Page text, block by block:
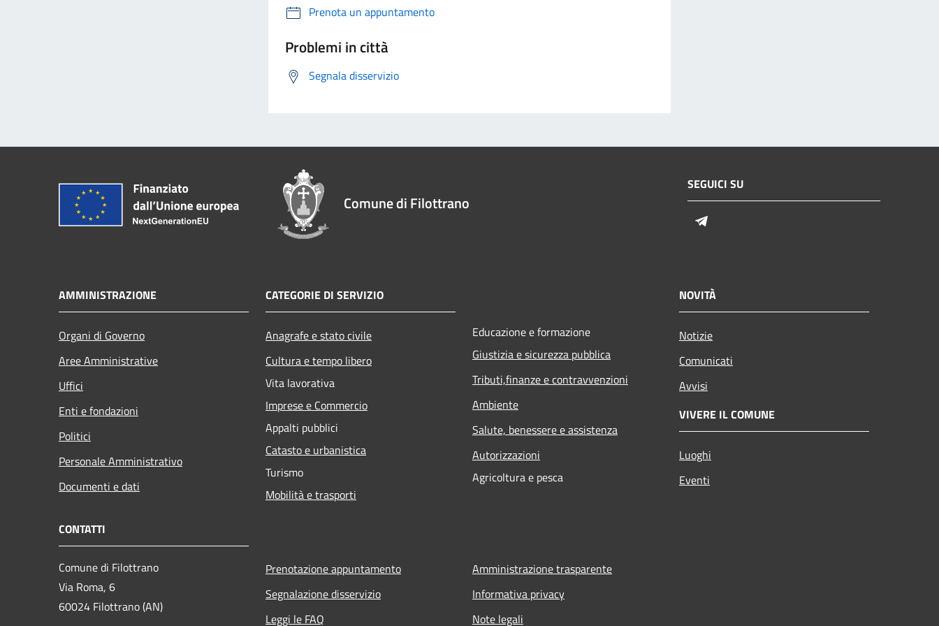
Prenota un appuntamento
Problemi in città
Segnala disservizio
Comune di Filottrano
SEGUICI SU
AMMINISTRAZIONE
Organi di Governo
Aree Amministrative
Uffici
Enti e fondazioni
Politici
Personale Amministrativo
Documenti e dati
CATEGORIE DI SERVIZIO
Anagrafe e stato civile
Cultura e tempo libero
Vita lavorativa
Imprese e Commercio
Appalti pubblici
Catasto e urbanistica
Turismo
Mobilità e trasporti
Educazione e formazione
Giustizia e sicurezza pubblica
Tributi,finanze e contravvenzioni
Ambiente
Salute, benessere e assistenza
Autorizzazioni
Agricoltura e pesca
NOVITÀ
Notizie
Comunicati
Avvisi
VIVERE IL COMUNE
Luoghi
Eventi
CONTATTI
Comune di Filottrano
Via Roma, 6
60024 Filottrano (AN)
Prenotazione appuntamento
Segnalazione disservizio
Leggi le FAQ
Amministrazione trasparente
Informativa privacy
Note legali